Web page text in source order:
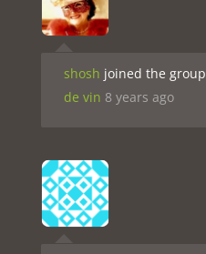
shosh joined the group
de vin 8 years ago